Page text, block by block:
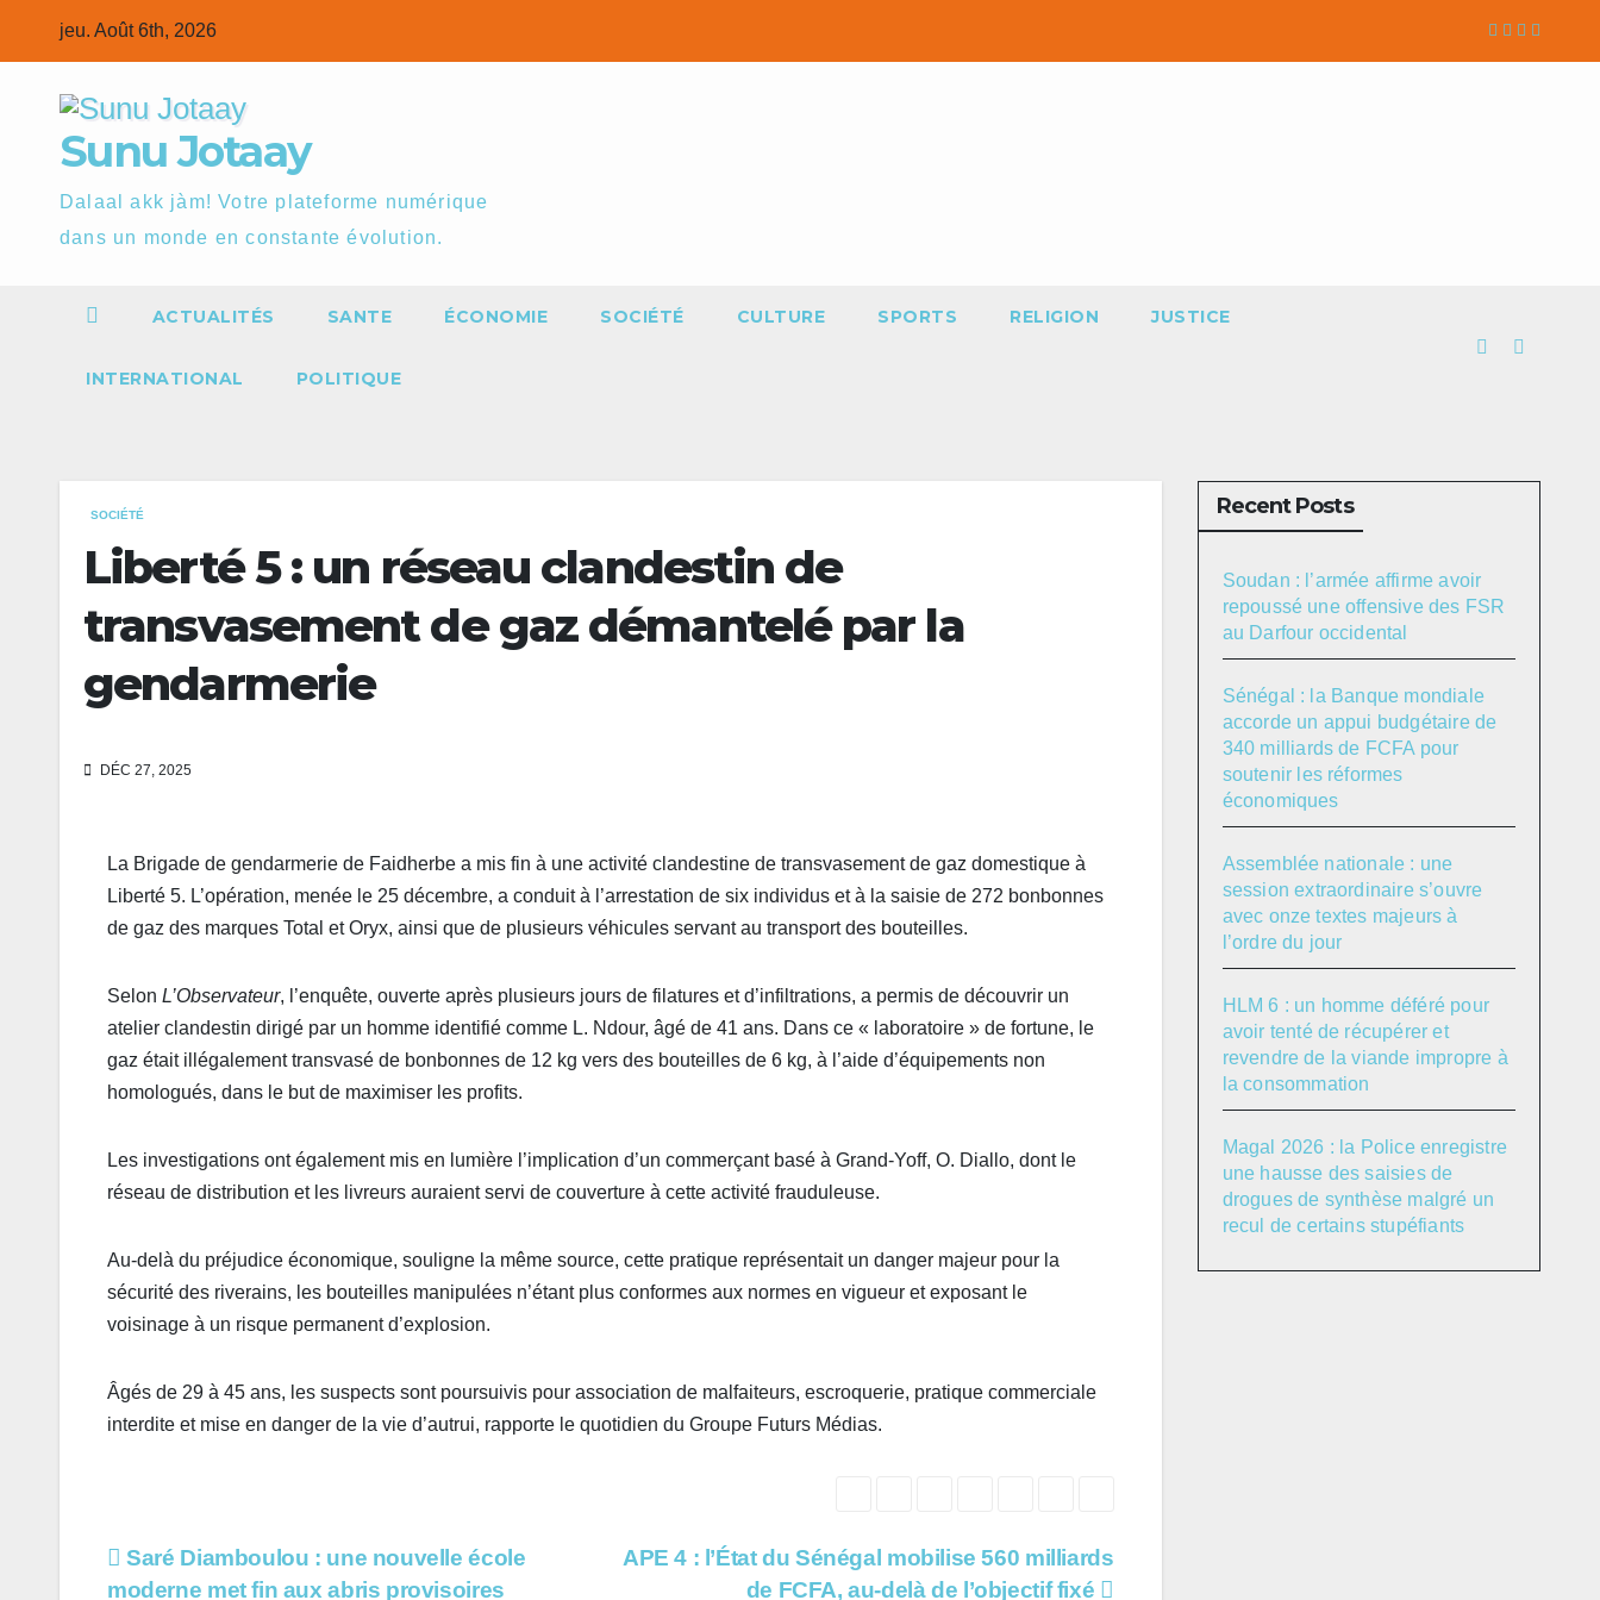
jeu. Août 6th, 2026
Sunu Jotaay
Dalaal akk jàm! Votre plateforme numérique
dans un monde en constante évolution.
ACTUALITÉS SANTE ÉCONOMIE SOCIÉTÉ CULTURE SPORTS RELIGION JUSTICE
INTERNATIONAL POLITIQUE
SOCIÉTÉ
Liberté 5 : un réseau clandestin de
transvasement de gaz démantelé par la
gendarmerie
DÉC 27, 2025
La Brigade de gendarmerie de Faidherbe a mis fin à une activité clandestine de transvasement de gaz domestique à
Liberté 5. L’opération, menée le 25 décembre, a conduit à l’arrestation de six individus et à la saisie de 272 bonbonnes
de gaz des marques Total et Oryx, ainsi que de plusieurs véhicules servant au transport des bouteilles.
Selon L’Observateur, l’enquête, ouverte après plusieurs jours de filatures et d’infiltrations, a permis de découvrir un
atelier clandestin dirigé par un homme identifié comme L. Ndour, âgé de 41 ans. Dans ce « laboratoire » de fortune, le
gaz était illégalement transvasé de bonbonnes de 12 kg vers des bouteilles de 6 kg, à l’aide d’équipements non
homologués, dans le but de maximiser les profits.
Les investigations ont également mis en lumière l’implication d’un commerçant basé à Grand-Yoff, O. Diallo, dont le
réseau de distribution et les livreurs auraient servi de couverture à cette activité frauduleuse.
Au-delà du préjudice économique, souligne la même source, cette pratique représentait un danger majeur pour la
sécurité des riverains, les bouteilles manipulées n’étant plus conformes aux normes en vigueur et exposant le
voisinage à un risque permanent d’explosion.
Âgés de 29 à 45 ans, les suspects sont poursuivis pour association de malfaiteurs, escroquerie, pratique commerciale
interdite et mise en danger de la vie d’autrui, rapporte le quotidien du Groupe Futurs Médias.
Navigation
APE 4 : l’État du Sénégal mobilise 560 milliards
de FCFA, au-delà de l’objectif fixé
Saré Diamboulou : une nouvelle école
moderne met fin aux abris provisoires
Recent Posts
Soudan : l’armée affirme avoir
repoussé une offensive des FSR
au Darfour occidental
Sénégal : la Banque mondiale
accorde un appui budgétaire de
340 milliards de FCFA pour
soutenir les réformes
économiques
Assemblée nationale : une
session extraordinaire s’ouvre
avec onze textes majeurs à
l’ordre du jour
HLM 6 : un homme déféré pour
avoir tenté de récupérer et
revendre de la viande impropre à
la consommation
Magal 2026 : la Police enregistre
une hausse des saisies de
drogues de synthèse malgré un
recul de certains stupéfiants